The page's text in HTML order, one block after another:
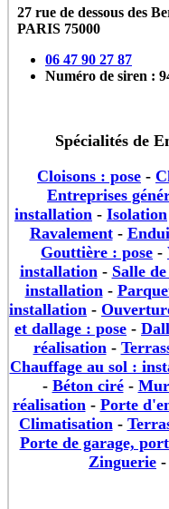
27 rue de dessous des
PARIS 75000
06 47 90 27 87
Numéro de siren :
Spécialités de
Cloisons : pose -
Entreprises
installation - Isolation
Ravalement-
Gouttière : pose -
installation- Salle
installation-
installation -
et dallage : pose -
réalisation-
Chauffage au sol :
- Béton ciré-
réalisation- Porte
Climatisation-
Porte de garage,
Zinguerie -